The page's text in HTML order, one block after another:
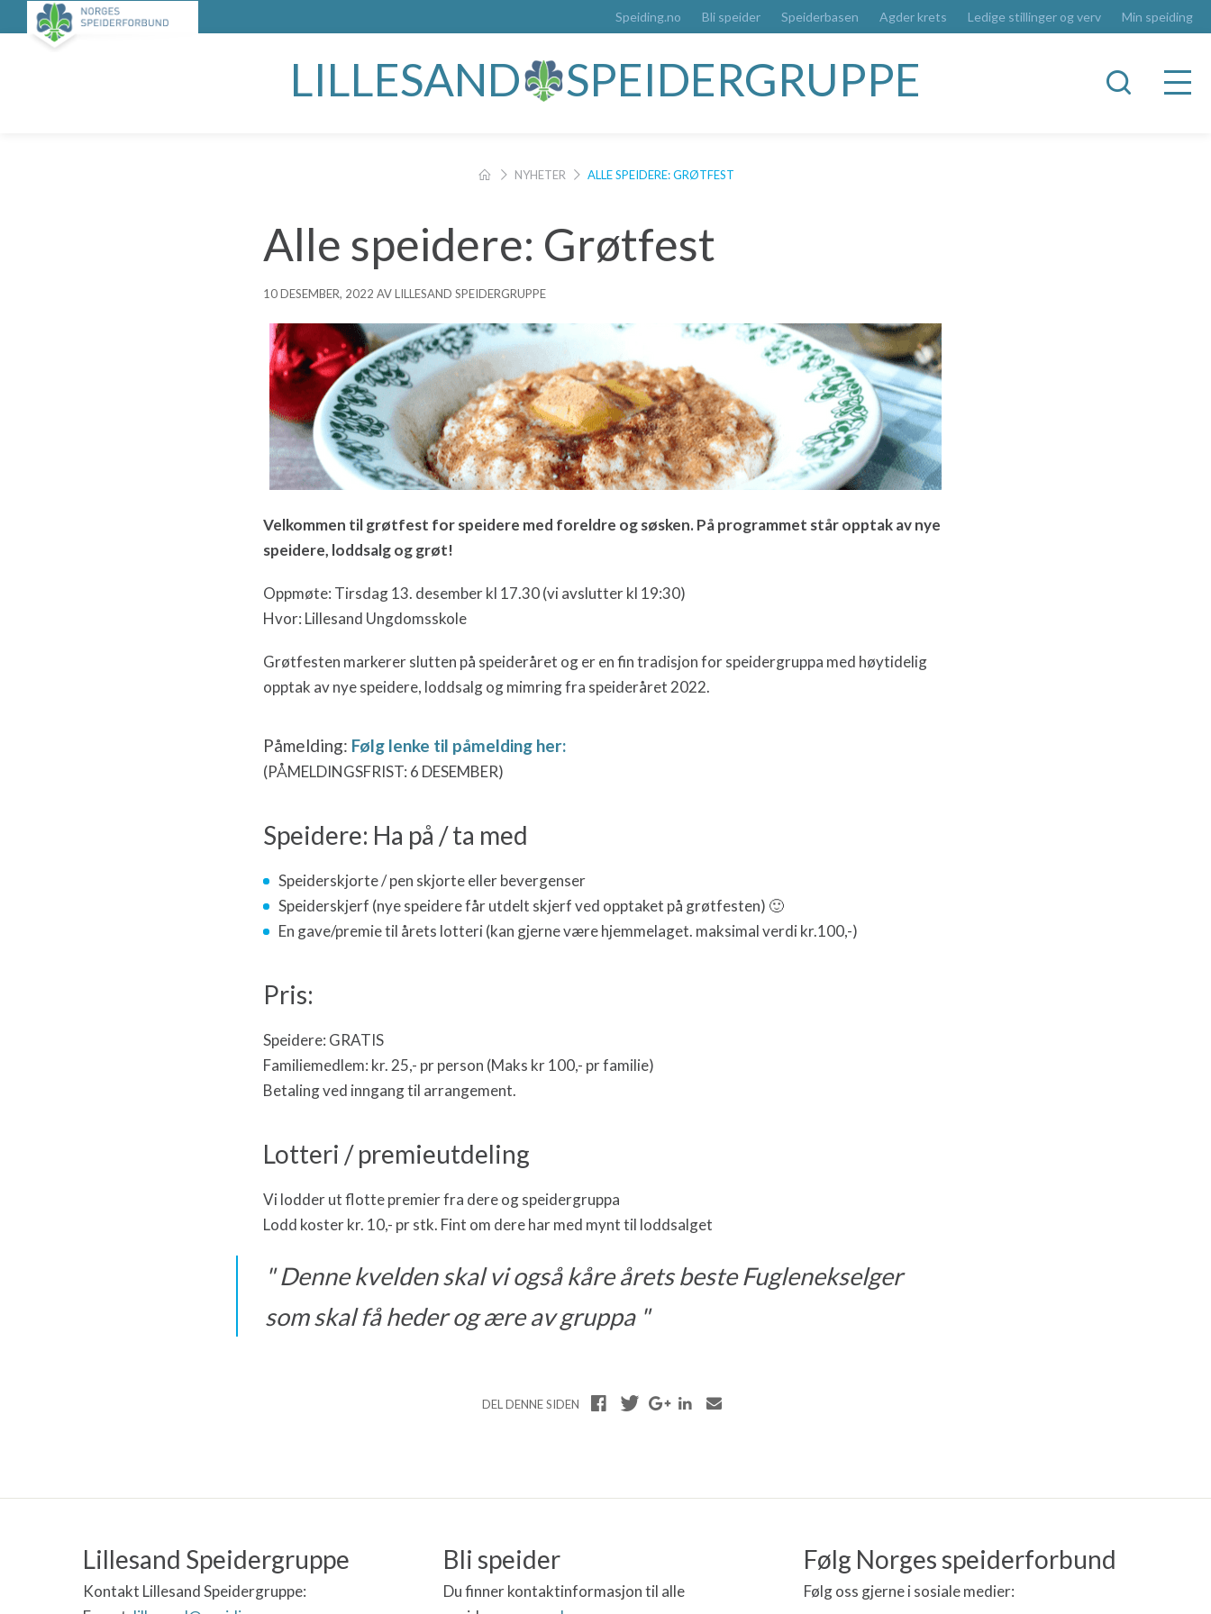
Speiding.no Bli speider Speiderbasen Agder krets Ledige stillinger og verv Min speiding
LILLESAND SPEIDERGRUPPE
NYHETER ALLE SPEIDERE: GRØTFEST
Alle speidere: Grøtfest
10 DESEMBER, 2022 AV LILLESAND SPEIDERGRUPPE
Velkommen til grøtfest for speidere med foreldre og søsken. På programmet står opptak av nye
speidere, loddsalg og grøt!
Oppmøte: Tirsdag 13. desember kl 17.30 (vi avslutter kl 19:30)
Hvor: Lillesand Ungdomsskole
Grøtfesten markerer slutten på speideråret og er en fin tradisjon for speidergruppa med høytidelig
opptak av nye speidere, loddsalg og mimring fra speideråret 2022.
Påmelding: Følg lenke til påmelding her:
(PÅMELDINGSFRIST: 6 DESEMBER)
Speidere: Ha på / ta med
Speiderskjorte / pen skjorte eller bevergenser
Speiderskjerf (nye speidere får utdelt skjerf ved opptaket på grøtfesten) 🙂
En gave/premie til årets lotteri (kan gjerne være hjemmelaget. maksimal verdi kr.100,-)
Pris:
Speidere: GRATIS
Familiemedlem: kr. 25,- pr person (Maks kr 100,- pr familie)
Betaling ved inngang til arrangement.
Lotteri / premieutdeling
Vi lodder ut flotte premier fra dere og speidergruppa
Lodd koster kr. 10,- pr stk. Fint om dere har med mynt til loddsalget
Denne kvelden skal vi også kåre årets beste Fuglenekselger
som skal få heder og ære av gruppa
DEL DENNE SIDEN
Lillesand Speidergruppe
Kontakt Lillesand Speidergruppe:
Bli speider
Du finner kontaktinformasjon til alle
Følg Norges speiderforbund
Følg oss gjerne i sosiale medier: